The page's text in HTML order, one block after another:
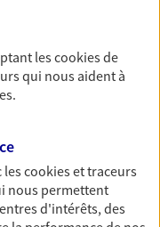
voyage autour
et
chapitre de
Découvrez
Retraite)
lescookiesde
qui nous aident à
lescookies et traceurs
nous permettent
d'intérêts, des